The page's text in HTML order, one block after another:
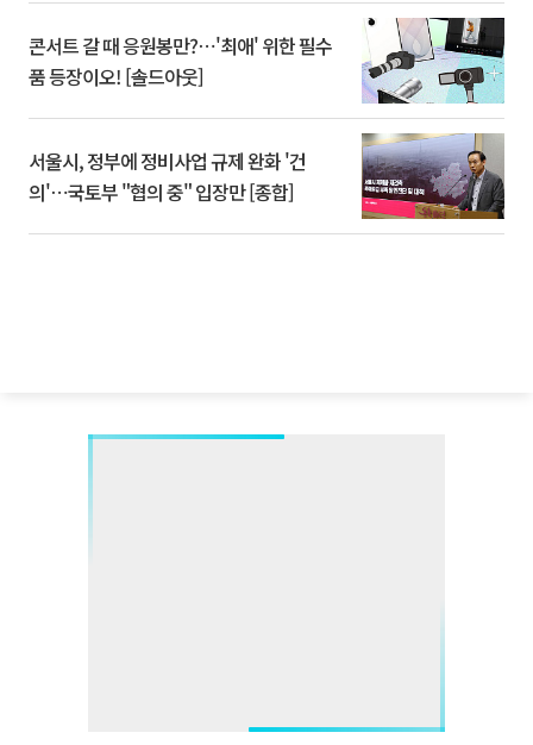
콘서트 갈 때 응원봉만?⋯'최애' 위한 필수
품 등장이오! [솔드아웃]
서울시, 정부에 정비사업 규제 완화 '건
의'⋯국토부 "협의 중" 입장만 [종합]